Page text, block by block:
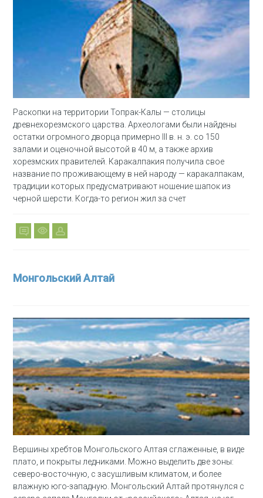
Раскопки на территории Топрак-Калы — столицы
древнехорезмского царства. Археологами были найдены
остатки огромного дворца примерно III в. н. э. со 150
залами и оценочной высотой в 40 м, а также архив
хорезмских правителей. Каракалпакия получила свое
название по проживающему в ней народу — каракалпакам,
традиции которых предусматривают ношение шапок из
черной шерсти. Когда-то регион жил за счет
Монгольский Алтай
Вершины хребтов Монгольского Алтая сглаженные, в виде
плато, и покрыты ледниками. Можно выделить две зоны:
северо-восточную, с засушливым климатом, и более
влажную юго-западную. Монгольский Алтай протянулся с